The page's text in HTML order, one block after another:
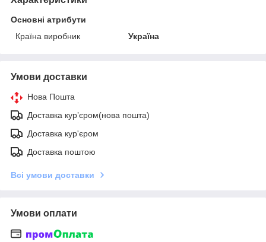
Основні атрибути
Країна виробник
Україна
Умови доставки
Нова Пошта
Доставка курʼєром(нова пошта)
Доставка кур'єром
Доставка поштою
Всі умови доставки
Умови оплати